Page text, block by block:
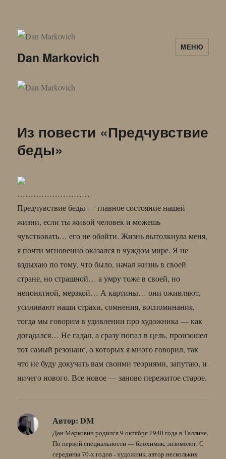
Dan Markovich
МЕНЮ
Из повести «Предчувствие
беды»
………………………
Предчувствие беды — главное состояние нашей
жизни, если ты живой человек и можешь
чувствовать… его не обойти. Жизнь вытолкнула меня,
я почти мгновенно оказался в чуждом мире. Я не
вздыхаю по тому, что было, начал жизнь в своей
стране, но страшной… а умру тоже в своей, но
непонятной, мерзкой… А картины… они оживляют,
усиливают наши страхи, сомнения, воспоминания,
тогда мы говорим в удивлении про художника — как
догадался… Не гадал, а сразу попал в цель, произошел
тот самый резонанс, о которых я много говорил, так
что не буду докучать вам своими теориями, запутаю, и
ничего нового. Все новое — заново пережитое старое.
Автор: DM
Дан Маркович родился 9 октября 1940 года в Таллине.
По первой специальности — биохимик, энзимолог. С
середины 70-х годов - художник, автор нескольких